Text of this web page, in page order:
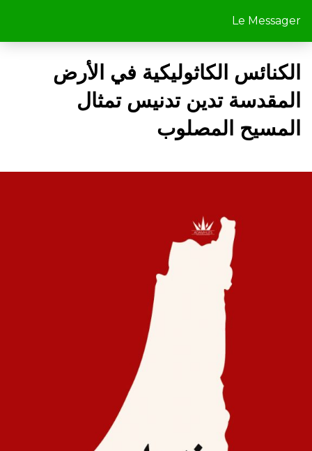
Le Messager
الكنائس الكاثوليكية في الأرض
المقدسة تدين تدنيس تمثال
المسيح المصلوب